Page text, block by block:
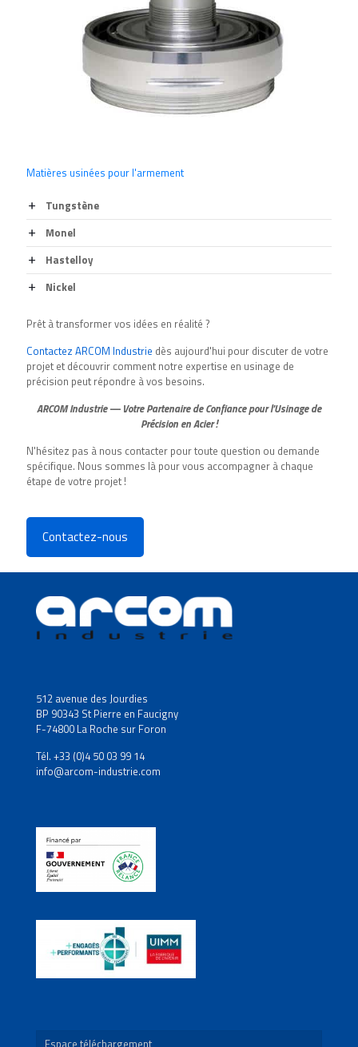
Matières usinées pour l'armement
Tungstène
Monel
Hastelloy
Nickel
Prêt à transformer vos idées en réalité ?
Contactez ARCOM Industrie dès aujourd'hui pour discuter de votre
projet et découvrir comment notre expertise en usinage de
précision peut répondre à vos besoins.
ARCOM Industrie — Votre Partenaire de Confiance pour l'Usinage de
Précision en Acier !
N'hésitez pas à nous contacter pour toute question ou demande
spécifique. Nous sommes là pour vous accompagner à chaque
étape de votre projet !
Contactez-nous
512 avenue des Jourdies
BP 90343 St Pierre en Faucigny
F-74800 La Roche sur Foron
Tél. +33 (0)4 50 03 99 14
info@arcom-industrie.com
Espace téléchargement